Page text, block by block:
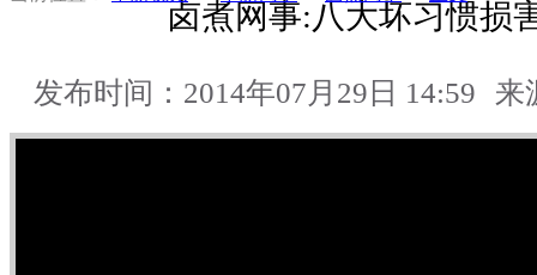
卤煮网事:八大坏习惯损
发布时间：2014年07月29日 14:59 来